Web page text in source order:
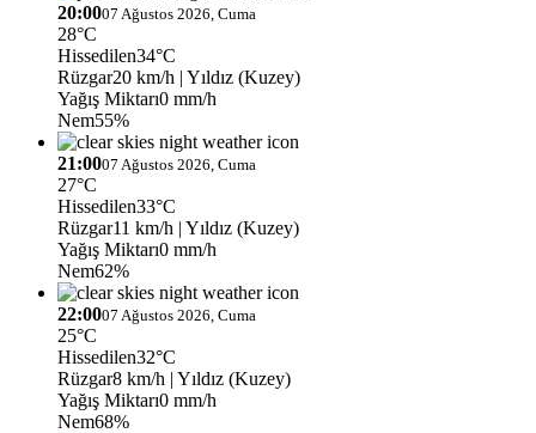
20:0007 Ağustos 2026, Cuma
28°C
Hissedilen34°C
Rüzgar20 km/h | Yıldız (Kuzey)
Yağış Miktarı0 mm/h
Nem55%
21:0007 Ağustos 2026, Cuma
27°C
Hissedilen33°C
Rüzgar11 km/h | Yıldız (Kuzey)
Yağış Miktarı0 mm/h
Nem62%
22:0007 Ağustos 2026, Cuma
25°C
Hissedilen32°C
Rüzgar8 km/h | Yıldız (Kuzey)
Yağış Miktarı0 mm/h
Nem68%